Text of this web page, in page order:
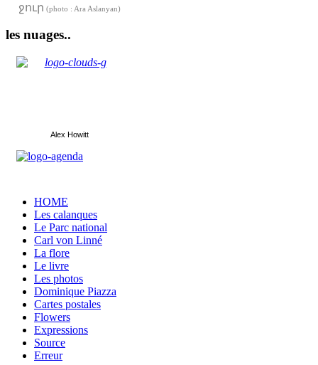
ջուր (photo : Ara Aslanyan)
les nuages..
Alex Howitt
HOME
Les calanques
Le Parc national
Carl von Linné
La flore
Le livre
Les photos
Dominique Piazza
Cartes postales
Flowers
Expressions
Source
Erreur